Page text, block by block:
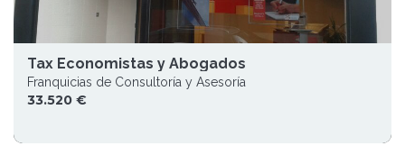
Tax Economistas y Abogados
Franquicias de Consultoría y Asesoría
33.520 €